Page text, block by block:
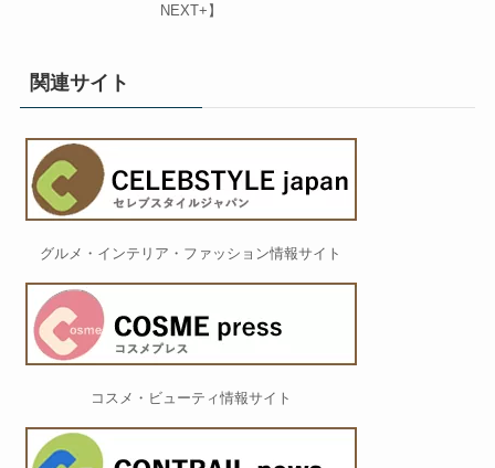
NEXT+】
関連サイト
グルメ・インテリア・ファッション情報サイト
コスメ・ビューティ情報サイト